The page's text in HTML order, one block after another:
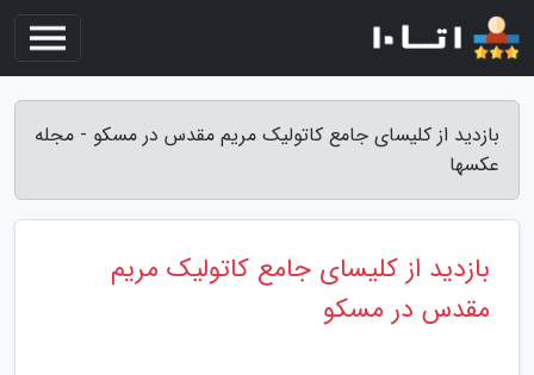
بازدید از کلیسای جامع کاتولیک مریم مقدس در مسکو - مجله
عکسها
بازدید از کلیسای جامع کاتولیک مریم
مقدس در مسکو